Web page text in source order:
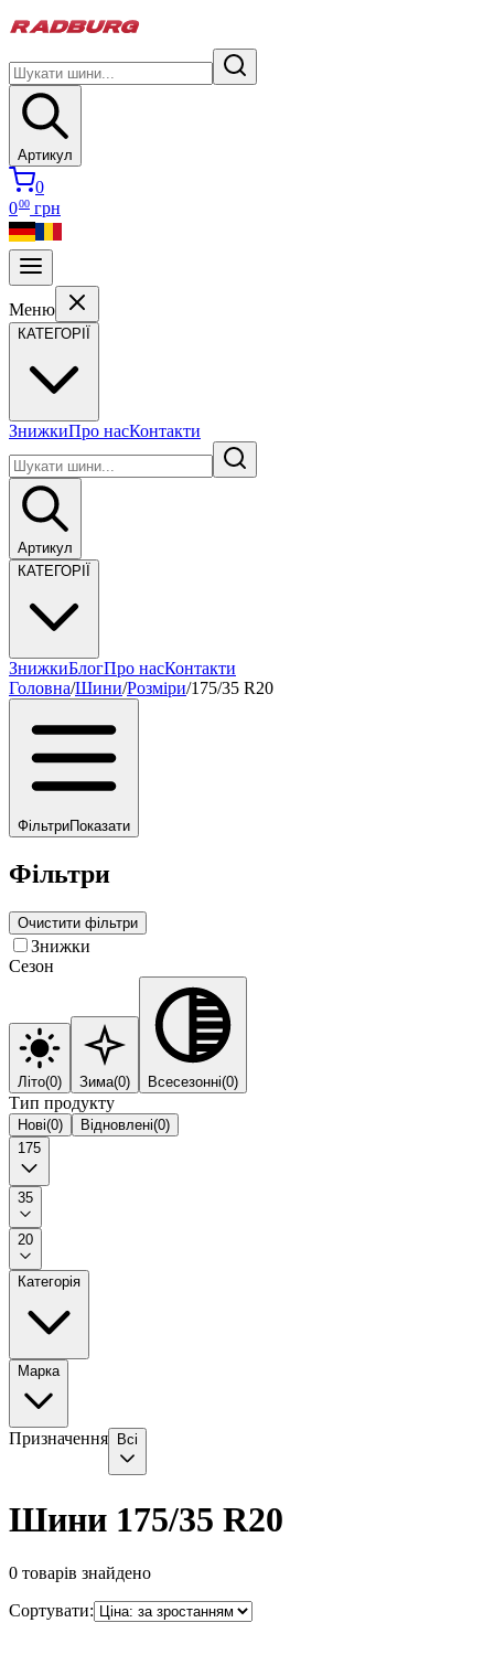
Артикул
0
000 грн
Меню
КАТЕГОРІЇ
ЗнижкиПро насКонтакти
Артикул
КАТЕГОРІЇ
ЗнижкиБлогПро насКонтакти
Головна/Шини/Розміри/175/35 R20
ФільтриПоказати
Фільтри
Очистити фільтри
Знижки
Сезон
Літо(0) Зима(0) Всесезонні(0)
Тип продукту
Нові(0) Відновлені(0)
175
35
20
Категорія
Марка
Призначення Всі
Шини 175/35 R20
0 товарів знайдено
Сортувати: